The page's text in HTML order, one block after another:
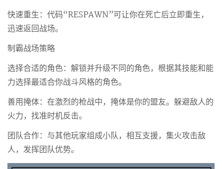
快速重生：代码“RESPAWN”可让你在死亡后立即重生，
迅速返回战场。
制霸战场策略
选择合适的角色：解锁并升级不同的角色，根据其技能和能
力选择最适合你战斗风格的角色。
善用掩体：在激烈的枪战中，掩体是你的盟友。躲避敌人的
火力，找准时机反击。
团队合作：与其他玩家组成小队，相互支援，集火攻击敌
人，发挥团队优势。